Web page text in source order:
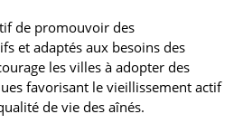
de promouvoir des
et adaptés aux besoins des
les villes à adopter des
favorisant le vieillissement actif
de vie des aînés.